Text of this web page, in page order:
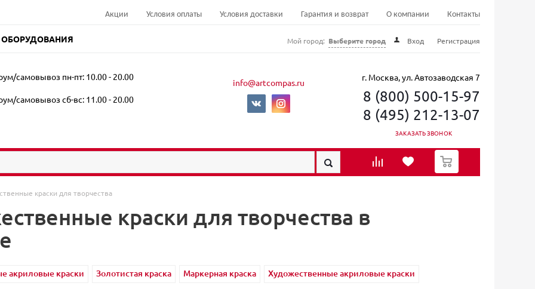
Акции Условия оплаты Условия доставки Гарантия и возврат О компании Контакты
Мой город: Выберите город Вход Регистрация
самовывоз пн-пт: 10.00 - 20.00
самовывоз сб-вс: 11.00 - 20.00
info@artcompas.ru г. Москва, ул. Автозаводская 7
8 (800) 500-15-97
8 (495) 212-13-07
ЗАКАЗАТЬ ЗВОНОК
0
краски для творчества
краски для творчества в
акриловые краски Золотистая краска Маркерная краска Художественные акриловые краски